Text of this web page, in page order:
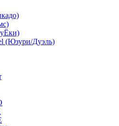
(Юзури/Дуэль)